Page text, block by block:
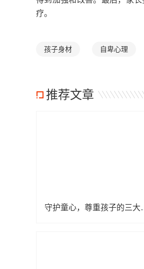
疗。
孩子身材 自卑心理
推荐文章
守护童